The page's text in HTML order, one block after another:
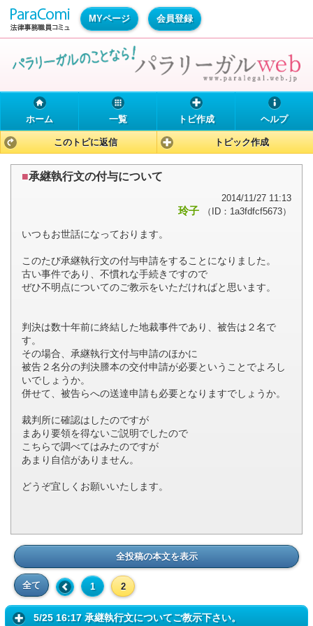
MYページ 会員登録
ホーム 一覧 トピ作成 ヘルプ
このトピに返信 トピック作成
■承継執行文の付与について
2014/11/27 11:13
玲子 （ID：1a3fdfcf5673）
いつもお世話になっております。
このたび承継執行文の付与申請をすることになりました。
古い事件であり、不慣れな手続きですので
ぜひ不明点についてのご教示をいただければと思います。
判決は数十年前に終結した地裁事件であり、被告は２名で
す。
その場合、承継執行文付与申請のほかに
被告２名分の判決謄本の交付申請が必要ということでよろし
いでしょうか。
併せて、被告らへの送達申請も必要となりますでしょうか。
裁判所に確認はしたのですが
まあり要領を得ないご説明でしたので
こちらで調べてはみたのですが
あまり自信がありません。
どうぞ宜しくお願いいたします。
全投稿の本文を表示
全て 1 2
5/25 16:17 承継執行文についてご教示下さい。